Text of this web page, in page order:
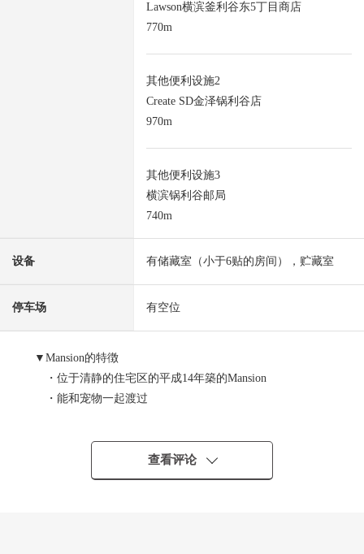
Lawson横滨釜利谷东5丁目商店
770m
其他便利设施2
Create SD金泽锅利谷店
970m
其他便利设施3
横滨锅利谷邮局
740m
设备 有储藏室（小于6贴的房间），贮藏室
停车场 有空位
▼Mansion的特徴
・位于清静的住宅区的平成14年築的Mansion
・能和宠物一起渡过
・有作为各住戸利用可能的贮藏室
・有便利的智能快递柜
・有监视照相机，防盗门设备
查看评论